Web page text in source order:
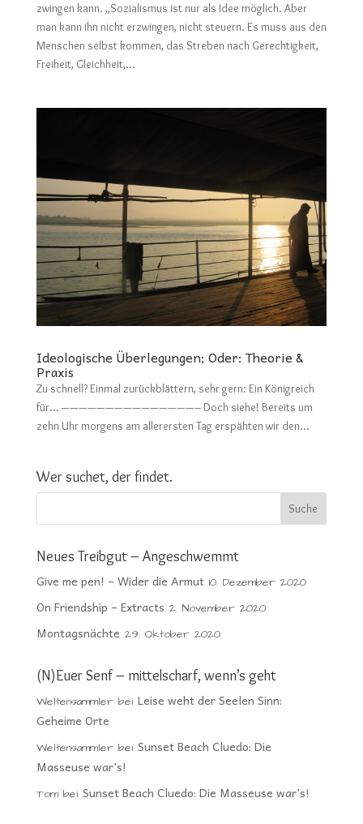
zwingen kann. „Sozialismus ist nur als Idee möglich. Aber
man kann ihn nicht erzwingen, nicht steuern. Es muss aus den
Menschen selbst kommen, das Streben nach Gerechtigkeit,
Freiheit, Gleichheit,...
Ideologische Überlegungen; Oder: Theorie &
Praxis
Zu schnell? Einmal zurückblättern, sehr gern: Ein Königreich
für… ———————————————– Doch siehe! Bereits um
zehn Uhr morgens am allerersten Tag erspähten wir den...
Wer suchet, der findet.
Neues Treibgut – Angeschwemmt
Give me pen! – Wider die Armut 10. Dezember 2020
On Friendship – Extracts 2. November 2020
Montagsnächte 29. Oktober 2020
(N)Euer Senf – mittelscharf, wenn’s geht
Weltensammlerbei Leise weht der Seelen Sinn:
Geheime Orte
Weltensammlerbei Sunset Beach Cluedo: Die
Masseuse war’s!
Tombei Sunset Beach Cluedo: Die Masseuse war’s!